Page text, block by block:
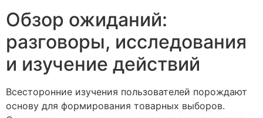
Обзор ожиданий:
разговоры, исследования
и изучение действий
Всесторонние изучения пользователей порождают
основу для формирования товарных выборов.